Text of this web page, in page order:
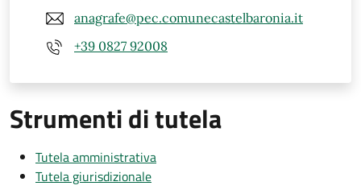
anagrafe@pec.comunecastelbaronia.it
+39 0827 92008
Strumenti di tutela
Tutela amministrativa
Tutela giurisdizionale